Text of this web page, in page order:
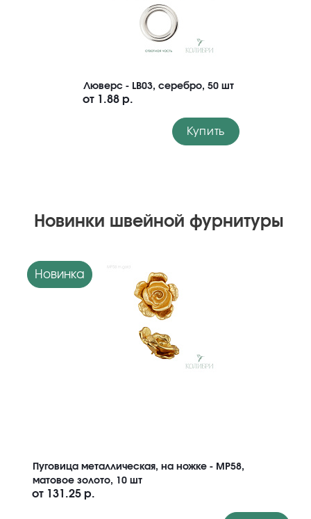
Люверс - LB03, серебро, 50 шт
от 1.88 р.
Купить
Новинки швейной фурнитуры
Новинка
Пуговица металлическая, на ножке - MP58,
матовое золото, 10 шт
от 131.25 р.